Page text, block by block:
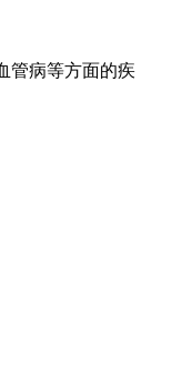
管病等方面的疾